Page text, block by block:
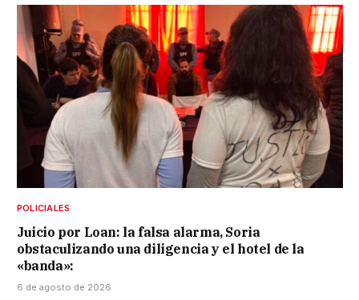
POLICIALES
Juicio por Loan: la falsa alarma, Soria
obstaculizando una diligencia y el hotel de la
«banda»:
6 de agosto de 2026